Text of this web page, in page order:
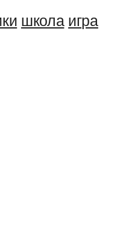
школа игра